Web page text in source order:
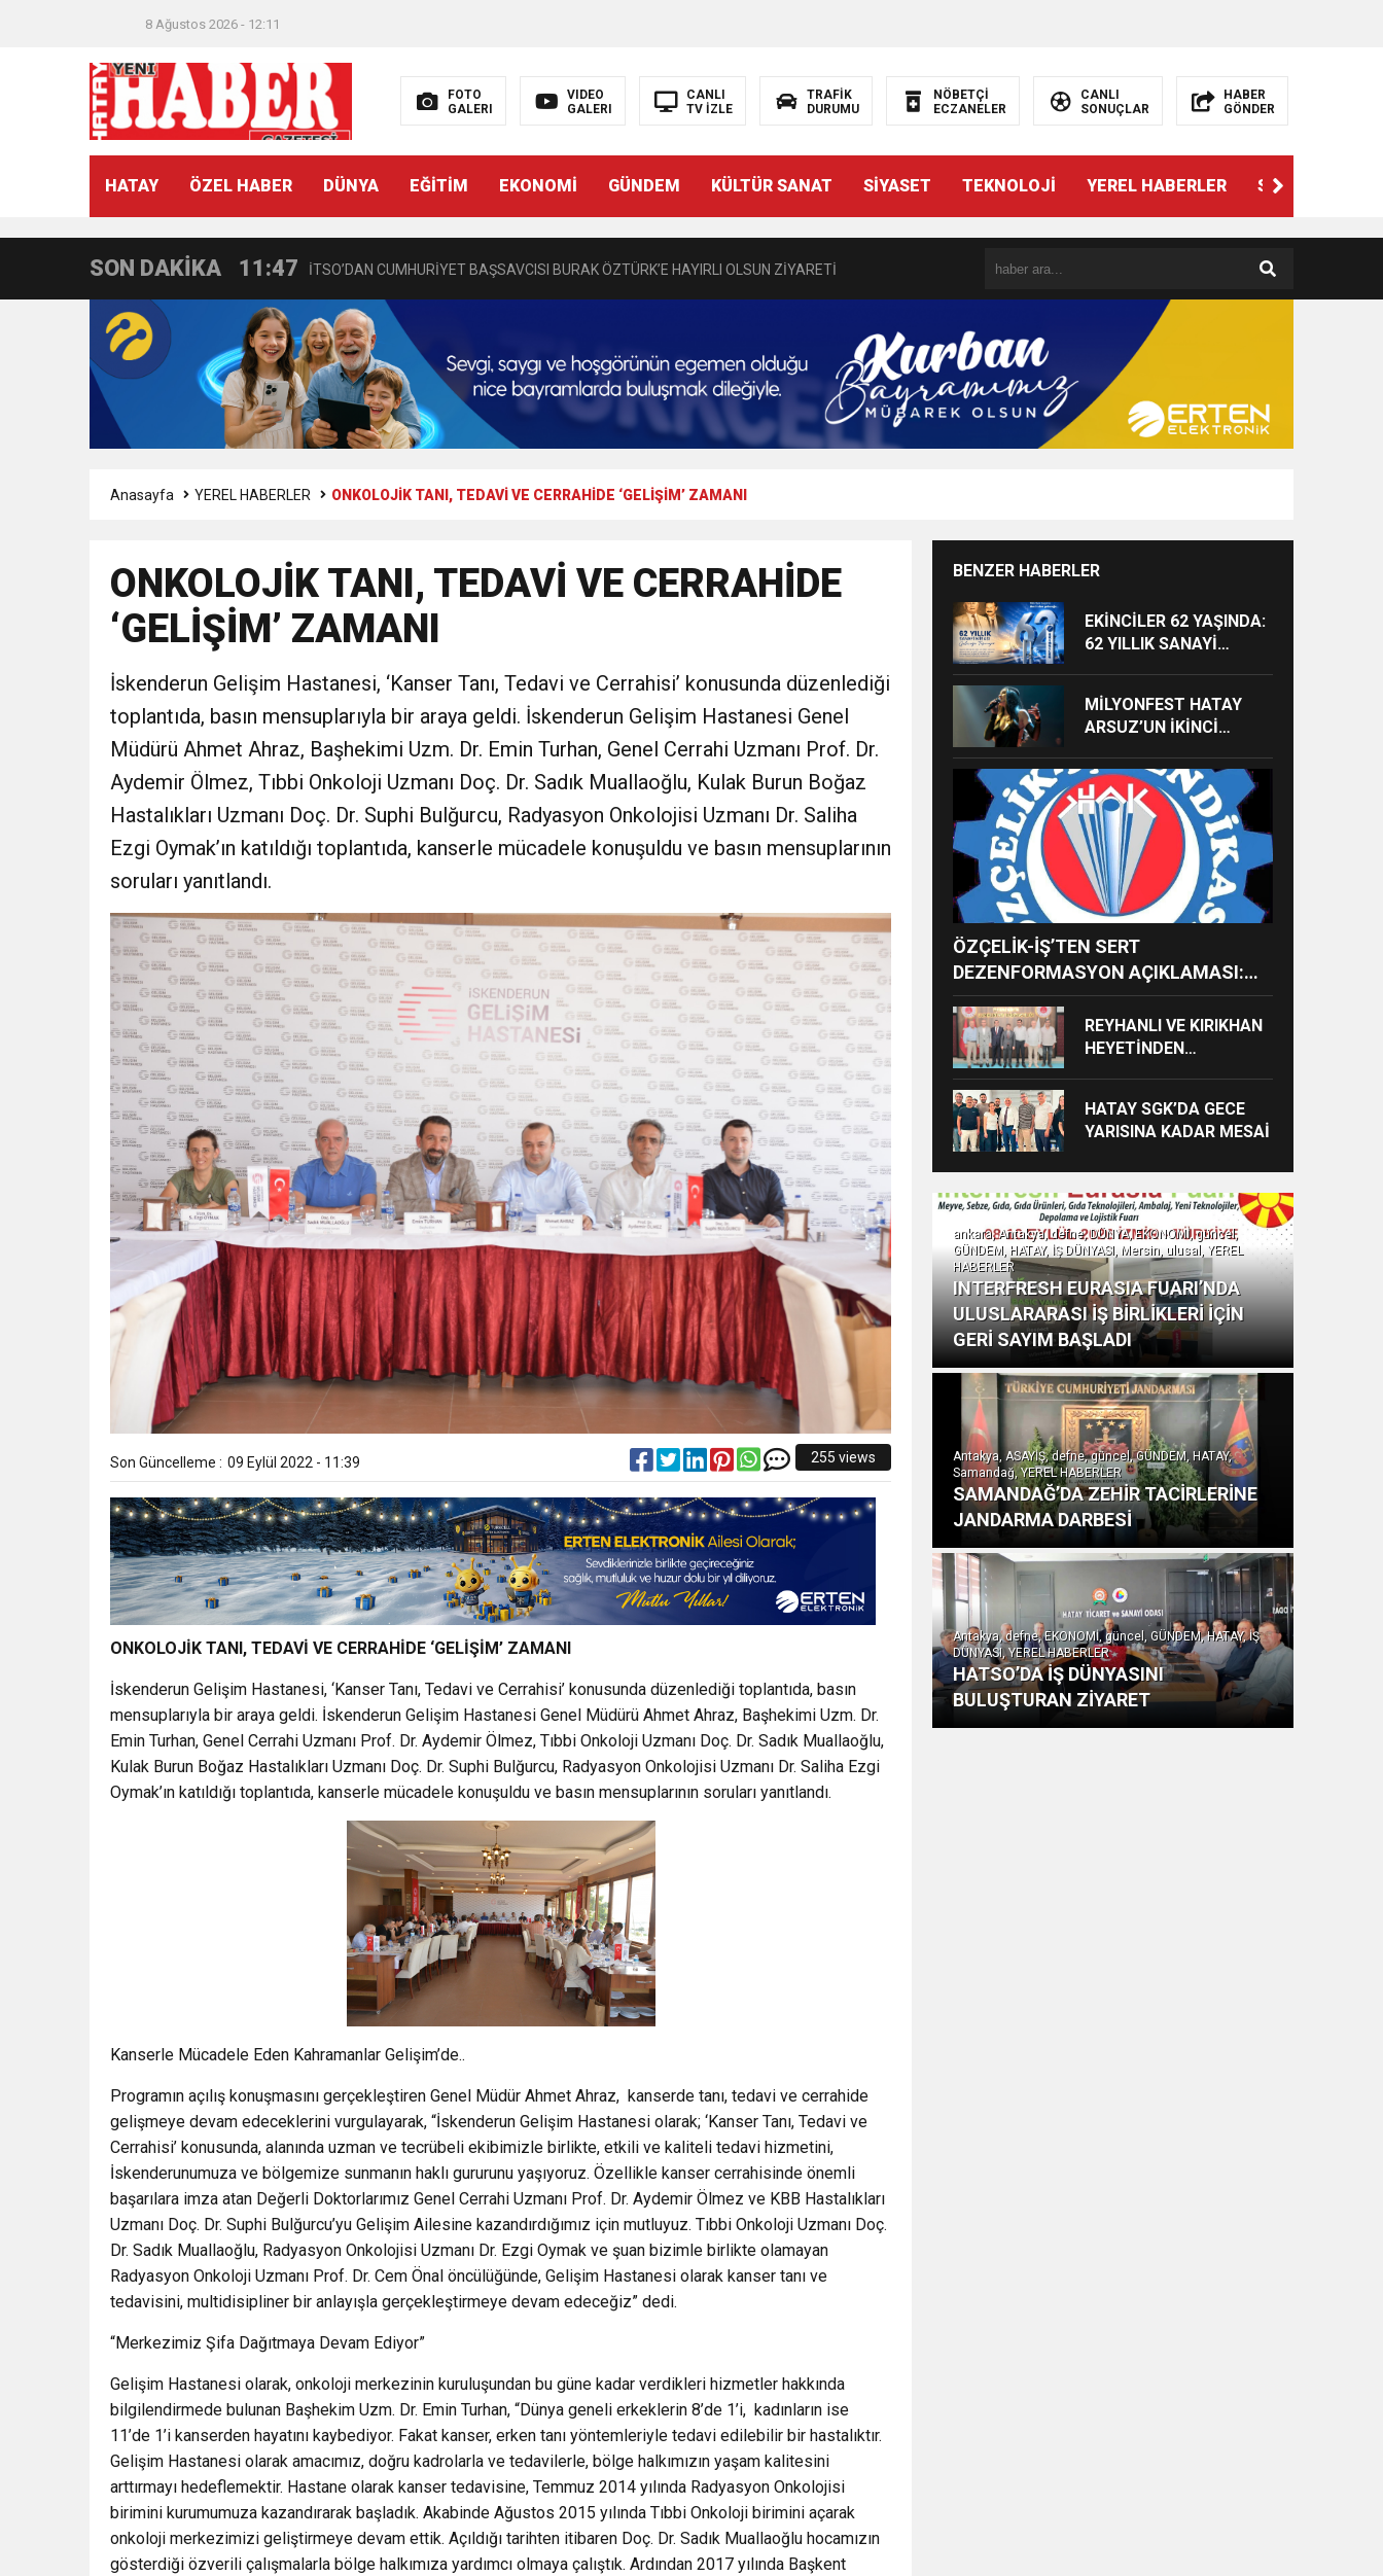
8 Ağustos 2026 - 12:11
FOTO
GALERI
VIDEO
GALERI
CANLI
TV İZLE
TRAFİK
DURUMU
NÖBETÇİ
ECZANELER
CANLI
SONUÇLAR
HABER
GÖNDER
HATAY ÖZEL HABER DÜNYA EĞİTİM EKONOMİ GÜNDEM KÜLTÜR SANAT SİYASET TEKNOLOJİ YEREL HABERLER SPOR
SON DAKİKA
21:40
11:47 İTSO’DAN CUMHURİYET BAŞSAVCISI BURAK ÖZTÜRK’E HAYIRLI OLSUN ZİYARETİ
18:55 İNCE’NİN CHP’DE KALMASININ PERDE ARKASI: GÖRÜNENDEN DAHA FAZLASI MI VAR?
11:57 IŞIL Eczanesi Görkemli Bir Törenle Hizmete Açıldı
21:40
6:19 HBB BAŞKANI ÖNTÜRK’ÜN CUMHURİYET BAYRAMI MESAJI
17:36 KURUMLAR VERGİSİ ERTELENDİ
1:00 İTSO İŞ-KUR SGK TOPLANTI DUYURUSU
21:40 CEYLANDERE’DE BAŞKAN EMRAH KARAÇAY’A SEVGİ SELİ
18:22 BAŞKAN SAMİ ÜSTÜN’DEN GÖNÜLLERE DOKUNAN ZİYARET
Anasayfa YEREL HABERLER ONKOLOJİK TANI, TEDAVİ VE CERRAHİDE ‘GELİŞİM’ ZAMANI
ONKOLOJİK TANI, TEDAVİ VE CERRAHİDE
‘GELİŞİM’ ZAMANI
İskenderun Gelişim Hastanesi, ‘Kanser Tanı, Tedavi ve Cerrahisi’ konusunda düzenlediği
toplantıda, basın mensuplarıyla bir araya geldi. İskenderun Gelişim Hastanesi Genel
Müdürü Ahmet Ahraz, Başhekimi Uzm. Dr. Emin Turhan, Genel Cerrahi Uzmanı Prof. Dr.
Aydemir Ölmez, Tıbbi Onkoloji Uzmanı Doç. Dr. Sadık Muallaoğlu, Kulak Burun Boğaz
Hastalıkları Uzmanı Doç. Dr. Suphi Bulğurcu, Radyasyon Onkolojisi Uzmanı Dr. Saliha
Ezgi Oymak’ın katıldığı toplantıda, kanserle mücadele konuşuldu ve basın mensuplarının
soruları yanıtlandı.
Son Güncelleme : 09 Eylül 2022 - 11:39 255 views
ONKOLOJİK TANI, TEDAVİ VE CERRAHİDE ‘GELİŞİM’ ZAMANI
İskenderun Gelişim Hastanesi, ‘Kanser Tanı, Tedavi ve Cerrahisi’ konusunda düzenlediği toplantıda, basın
mensuplarıyla bir araya geldi. İskenderun Gelişim Hastanesi Genel Müdürü Ahmet Ahraz, Başhekimi Uzm. Dr.
Emin Turhan, Genel Cerrahi Uzmanı Prof. Dr. Aydemir Ölmez, Tıbbi Onkoloji Uzmanı Doç. Dr. Sadık Muallaoğlu,
Kulak Burun Boğaz Hastalıkları Uzmanı Doç. Dr. Suphi Bulğurcu, Radyasyon Onkolojisi Uzmanı Dr. Saliha Ezgi
Oymak’ın katıldığı toplantıda, kanserle mücadele konuşuldu ve basın mensuplarının soruları yanıtlandı.
Kanserle Mücadele Eden Kahramanlar Gelişim’de..
Programın açılış konuşmasını gerçekleştiren Genel Müdür Ahmet Ahraz, kanserde tanı, tedavi ve cerrahide
gelişmeye devam edeceklerini vurgulayarak, “İskenderun Gelişim Hastanesi olarak; ‘Kanser Tanı, Tedavi ve
Cerrahisi’ konusunda, alanında uzman ve tecrübeli ekibimizle birlikte, etkili ve kaliteli tedavi hizmetini,
İskenderunumuza ve bölgemize sunmanın haklı gururunu yaşıyoruz. Özellikle kanser cerrahisinde önemli
başarılara imza atan Değerli Doktorlarımız Genel Cerrahi Uzmanı Prof. Dr. Aydemir Ölmez ve KBB Hastalıkları
Uzmanı Doç. Dr. Suphi Bulğurcu’yu Gelişim Ailesine kazandırdığımız için mutluyuz. Tıbbi Onkoloji Uzmanı Doç.
Dr. Sadık Muallaoğlu, Radyasyon Onkolojisi Uzmanı Dr. Ezgi Oymak ve şuan bizimle birlikte olamayan
Radyasyon Onkoloji Uzmanı Prof. Dr. Cem Önal öncülüğünde, Gelişim Hastanesi olarak kanser tanı ve
tedavisini, multidisipliner bir anlayışla gerçekleştirmeye devam edeceğiz” dedi.
“Merkezimiz Şifa Dağıtmaya Devam Ediyor”
Gelişim Hastanesi olarak, onkoloji merkezinin kuruluşundan bu güne kadar verdikleri hizmetler hakkında
bilgilendirmede bulunan Başhekim Uzm. Dr. Emin Turhan, “Dünya geneli erkeklerin 8’de 1’i, kadınların ise
11’de 1’i kanserden hayatını kaybediyor. Fakat kanser, erken tanı yöntemleriyle tedavi edilebilir bir hastalıktır.
Gelişim Hastanesi olarak amacımız, doğru kadrolarla ve tedavilerle, bölge halkımızın yaşam kalitesini
arttırmayı hedeflemektir. Hastane olarak kanser tedavisine, Temmuz 2014 yılında Radyasyon Onkolojisi
birimini kurumumuza kazandırarak başladık. Akabinde Ağustos 2015 yılında Tıbbi Onkoloji birimini açarak
onkoloji merkezimizi geliştirmeye devam ettik. Açıldığı tarihten itibaren Doç. Dr. Sadık Muallaoğlu hocamızın
gösterdiği özverili çalışmalarla bölge halkımıza yardımcı olmaya çalıştık. Ardından 2017 yılında Başkent
BENZER HABERLER
EKİNCİLER 62 YAŞINDA:
62 YILLIK SANAYİ
MİLYONFEST HATAY
ARSUZ’UN İKİNCİ
ÇAPANOĞLU SAHNE
ALACAK
ÖZÇELİK-İŞ’TEN SERT
DEZENFORMASYON AÇIKLAMASI:
“HUKUKİ VE CEZAİ SÜREÇ
BAŞLATILDI”
REYHANLI VE KIRIKHAN
HEYETİNDEN
BAŞSAVCILIĞINA
ZİYARET
HATAY SGK’DA GECE
YARISINA KADAR MESAİ
ankara, Antakya, defne, DÜNYA, EKONOMİ, güncel,
GÜNDEM, HATAY, İŞ DÜNYASI, Mersin, ulusal, YEREL
HABERLER
INTERFRESH EURASIA FUARI’NDA
ULUSLARARASI İŞ BİRLİKLERİ İÇİN
GERİ SAYIM BAŞLADI
Antakya, ASAYİŞ, defne, güncel, GÜNDEM, HATAY,
Samandağ, YEREL HABERLER
SAMANDAĞ’DA ZEHİR TACİRLERİNE
JANDARMA DARBESİ
Antakya, defne, EKONOMİ, güncel, GÜNDEM, HATAY, İŞ
DÜNYASI, YEREL HABERLER
HATSO’DA İŞ DÜNYASINI
BULUŞTURAN ZİYARET